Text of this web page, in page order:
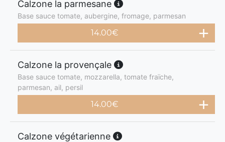
Calzone la parmesane
Base sauce tomate, aubergine, fromage, parmesan
14.00€
Calzone la provençale
Base sauce tomate, mozzarella, tomate fraïche,
parmesan, ail, persil
14.00€
Calzone végétarienne